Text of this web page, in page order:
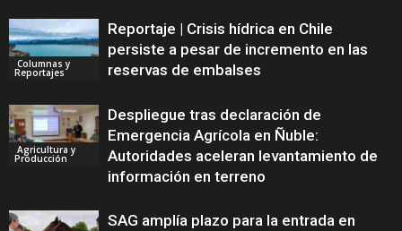
Columnas y
Reportajes
Reportaje | Crisis hídrica en Chile
persiste a pesar de incremento en las
reservas de embalses
Agricultura y
Producción
Despliegue tras declaración de
Emergencia Agrícola en Ñuble:
Autoridades aceleran levantamiento de
información en terreno
SAG amplía plazo para la entrada en